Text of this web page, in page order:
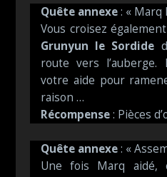
Quête annexe: « Marq
Vous croisez
Grunyun le Sordide
route vers l’auberge.
votre aide pour
raison …
Récompense: Pièces
Quête annexe: «
Une fois Marq aidé,